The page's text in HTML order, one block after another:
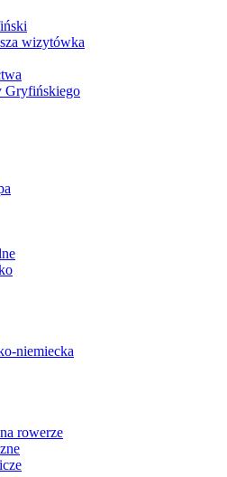
wizytówka
Gryfińskiego
niemiecka
rowerze